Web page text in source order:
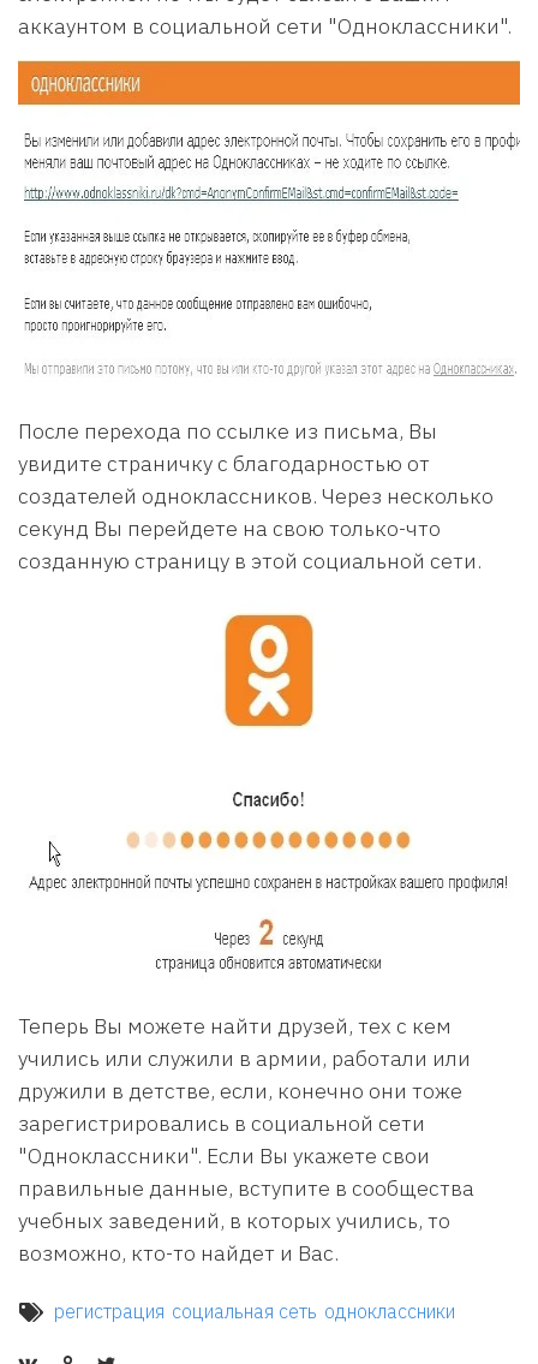
аккаунтом в социальной сети "Одноклассники".
После перехода по ссылке из письма, Вы
увидите страничку с благодарностью от
создателей одноклассников. Через несколько
секунд Вы перейдете на свою только-что
созданную страницу в этой социальной сети.
Теперь Вы можете найти друзей, тех с кем
учились или служили в армии, работали или
дружили в детстве, если, конечно они тоже
зарегистрировались в социальной сети
"Одноклассники". Если Вы укажете свои
правильные данные, вступите в сообщества
учебных заведений, в которых учились, то
возможно, кто-то найдет и Вас.
регистрация социальная сеть одноклассники